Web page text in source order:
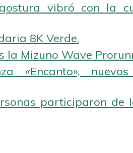
vibró con la
8K Verde.
la Mizuno Wave
«Encanto»,
participaron de